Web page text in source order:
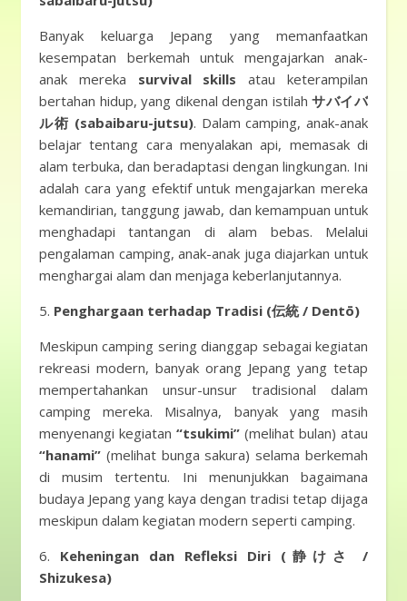
Banyak keluarga Jepang yang memanfaatkan
kesempatan berkemah untuk mengajarkan anak-
anak mereka survival skills atau keterampilan
bertahan hidup, yang dikenal dengan istilahサバイバ
ル術 (sabaibaru-jutsu). Dalam camping, anak-anak
belajar tentang cara menyalakan api, memasak di
alam terbuka, dan beradaptasi dengan lingkungan. Ini
adalah cara yang efektif untuk mengajarkan mereka
kemandirian, tanggung jawab, dan kemampuan untuk
menghadapi tantangan di alam bebas. Melalui
pengalaman camping, anak-anak juga diajarkan untuk
menghargai alam dan menjaga keberlanjutannya.
5. Penghargaan terhadap Tradisi (伝統 / Dentō)
Meskipun camping sering dianggap sebagai kegiatan
rekreasi modern, banyak orang Jepang yang tetap
mempertahankan unsur-unsur tradisional dalam
camping mereka. Misalnya, banyak yang masih
menyenangi kegiatan “tsukimi” (melihat bulan) atau
“hanami” (melihat bunga sakura) selama berkemah
di musim tertentu. Ini menunjukkan bagaimana
budaya Jepang yang kaya dengan tradisi tetap dijaga
meskipun dalam kegiatan modern seperti camping.
6. Keheningan dan Refleksi Diri (静けさ /
Shizukesa)